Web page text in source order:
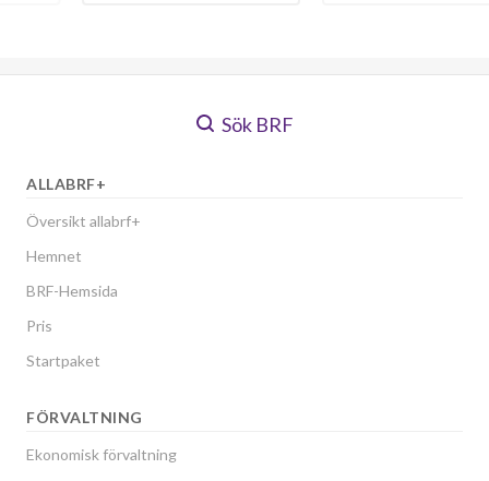
Sök BRF
ALLABRF+
Översikt allabrf+
Hemnet
BRF-Hemsida
Pris
Startpaket
FÖRVALTNING
Ekonomisk förvaltning